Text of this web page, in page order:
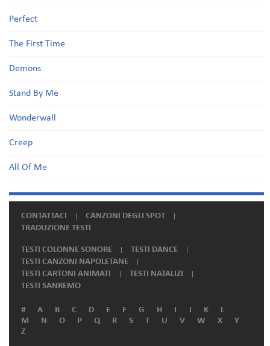
Perfect
The First Time
Demons
Stand By Me
Wonderwall
Creep
All Of Me
CONTATTACI
CANZONI DEGLI SPOT
TRADUZIONE TESTI
TESTI COLONNE SONORE
TESTI DANCE
TESTI CANZONI NAPOLETANE
TESTI CARTONI ANIMATI
TESTI NATALIZI
TESTI SANREMO
# A B C D E F G H I J K
L
M
N O P Q R S T U V W X
Y
Z